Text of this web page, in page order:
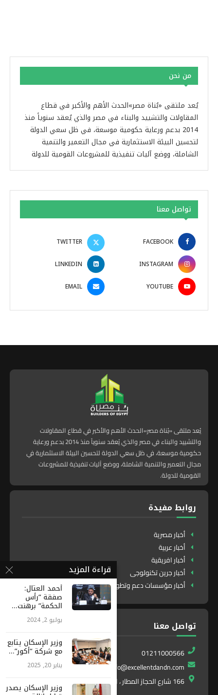
من نحن
يُعد ملتقى «بُناة مصر»الحدث الأهم والأكبر في قطاع
المقاولات والتشييد والبناء في مصر والذي يُعقد سنوياً منذ
2014 بدعم ورعاية حكومية موسعة، في ظل سعي الدولة
لتحسين البيئة الاستثمارية في مجال التعمير والتنمية
الشاملة، ووضع آليات تنفيذية للمشروعات القومية للدولة
تواصل معنا
FACEBOOK
TWITTER
INSTAGRAM
LINKEDIN
YOUTUBE
EMAIL
يُعد ملتقى «بُناة مصر»الحدث الأهم والأكبر في قطاع المقاولات
والتشييد والبناء في مصر والذي يُعقد سنوياً منذ 2014 بدعم ورعاية
حكومية موسعة، في ظل سعي الدولة لتحسين البيئة الاستثمارية في
مجال التعمير والتنمية الشاملة، ووضع آليات تنفيذية للمشروعات
القومية للدولة.
روابط مفيدة
أخبار مصرية
أخبار عربية
أخبار افريقية
أخبار جرين تكنولوجى
أخبار مؤسسات دعم وتطوير
تواصل معنا
01211000566
info@excellentdandn.com
166 شارع الحجاز المطار ، النزهة ، القاهرة ، مصر
قراءة المزيد
أحمد العتال:
صفقة “رأس
الحكمة” برهنت...
يوليو 2, 2024
وزير الإسكان يتابع
مع شركة “أكور”...
يناير 20, 2025
وزير الإسكان يصدر